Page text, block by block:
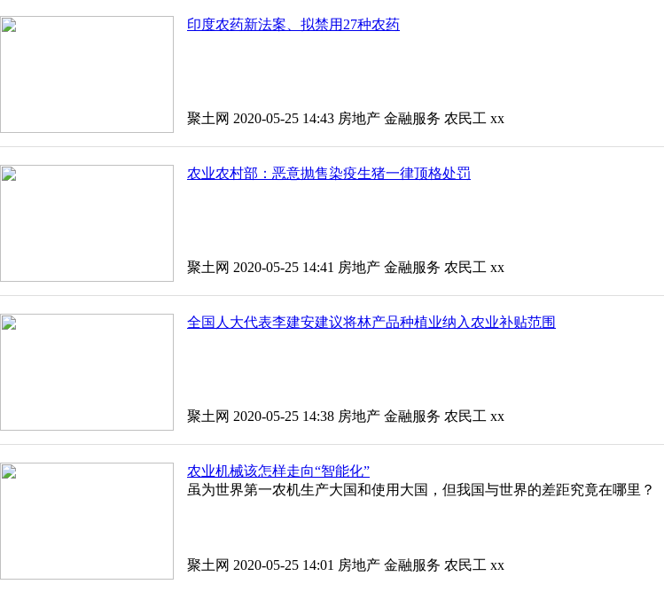
印度农药新法案、拟禁用27种农药
聚土网 2020-05-25 14:43 房地产 金融服务 农民工 xx
农业农村部：恶意抛售染疫生猪一律顶格处罚
聚土网 2020-05-25 14:41 房地产 金融服务 农民工 xx
全国人大代表李建安建议将林产品种植业纳入农业补贴范围
聚土网 2020-05-25 14:38 房地产 金融服务 农民工 xx
农业机械该怎样走向“智能化”
虽为世界第一农机生产大国和使用大国，但我国与世界的差距究竟在哪里？
聚土网 2020-05-25 14:01 房地产 金融服务 农民工 xx